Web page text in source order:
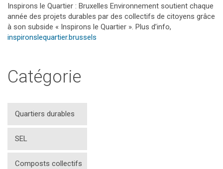
Inspirons le Quartier : Bruxelles Environnement soutient chaque
année des projets durables par des collectifs de citoyens grâce
à son subside « Inspirons le Quartier ». Plus d’info,
inspironslequartier.brussels
Catégorie
Quartiers durables
SEL
Composts collectifs